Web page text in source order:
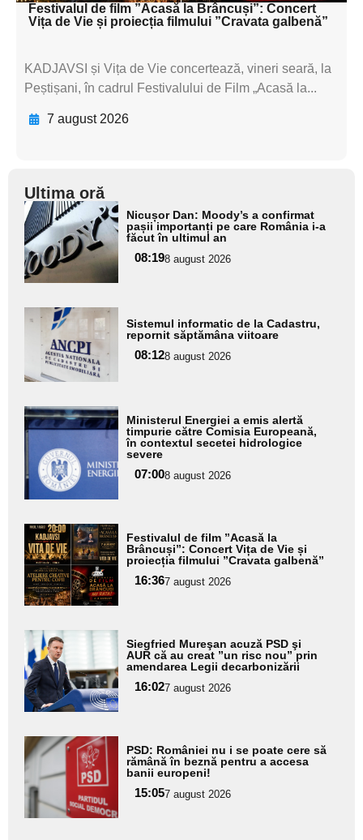
Festivalul de film ”Acasă la Brâncuși”: Concert
Vița de Vie și proiecția filmului ”Cravata galbenă”
KADJAVSI și Vița de Vie concertează, vineri seară, la
Peștișani, în cadrul Festivalului de Film „Acasă la...
7 august 2026
Ultima oră
Adaugă
aici textul
pentru
subtitlu
Nicușor Dan: Moody’s a confirmat
pașii importanți pe care România i-a
făcut în ultimul an
08:198 august 2026
Adaugă
aici textul
pentru
subtitlu
Sistemul informatic de la Cadastru,
repornit săptămâna viitoare
08:128 august 2026
Adaugă
aici textul
pentru
subtitlu
Ministerul Energiei a emis alertă
timpurie către Comisia Europeană,
în contextul secetei hidrologice
severe
07:008 august 2026
Adaugă
aici textul
pentru
subtitlu
Festivalul de film ”Acasă la
Brâncuși”: Concert Vița de Vie și
proiecția filmului ”Cravata galbenă”
16:367 august 2026
Adaugă
aici textul
pentru
subtitlu
Siegfried Mureşan acuză PSD şi
AUR că au creat ”un risc nou” prin
amendarea Legii decarbonizării
16:027 august 2026
Adaugă
aici textul
pentru
subtitlu
PSD: României nu i se poate cere să
rămână în beznă pentru a accesa
banii europeni!
15:057 august 2026